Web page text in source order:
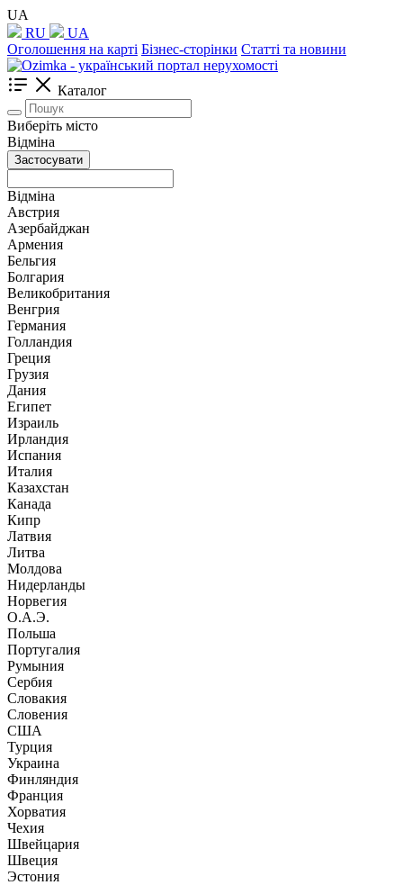
UA
RU
UA
Оголошення на карті Бізнес-сторінки Статті та новини
Каталог
Виберіть місто
Відміна
Застосувати
Відміна
Австрия
Азербайджан
Армения
Бельгия
Болгария
Великобритания
Венгрия
Германия
Голландия
Греция
Грузия
Дания
Египет
Израиль
Ирландия
Испания
Италия
Казахстан
Канада
Кипр
Латвия
Литва
Молдова
Нидерланды
Норвегия
О.А.Э.
Польша
Португалия
Румыния
Сербия
Словакия
Словения
США
Турция
Украина
Финляндия
Франция
Хорватия
Чехия
Швейцария
Швеция
Эстония